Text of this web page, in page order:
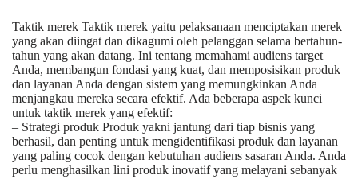
Taktik merek Taktik merek yaitu pelaksanaan menciptakan merek
yang akan diingat dan dikagumi oleh pelanggan selama bertahun-
tahun yang akan datang. Ini tentang memahami audiens target
Anda, membangun fondasi yang kuat, dan memposisikan produk
dan layanan Anda dengan sistem yang memungkinkan Anda
menjangkau mereka secara efektif. Ada beberapa aspek kunci
untuk taktik merek yang efektif:
– Strategi produk Produk yakni jantung dari tiap bisnis yang
berhasil, dan penting untuk mengidentifikasi produk dan layanan
yang paling cocok dengan kebutuhan audiens sasaran Anda. Anda
perlu menghasilkan lini produk inovatif yang melayani sebanyak